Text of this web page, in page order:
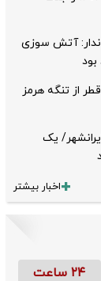
آتش سوزی
از تنگه هرمز
یک
اخبار بیشتر
۲۴ ساعت